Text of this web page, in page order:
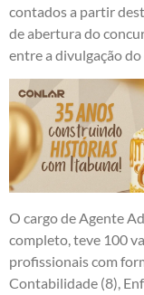
contados a partir
de abertura do
entre a divulgação
O cargo de Agente
completo, teve 100
profissionais com
Contabilidade (8),